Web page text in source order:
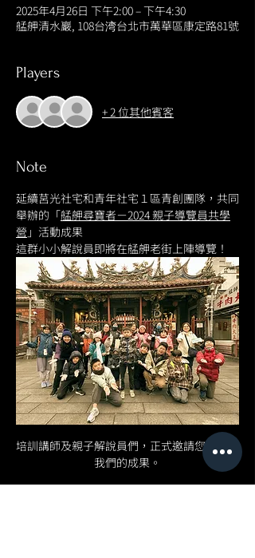
2025年4月26日 下午2:00 – 下午4:30
艋舺清水巖, 108台湾台北市萬華區康定路81號
Players
+ 2 位其他賓客
Note
延續莒光社宅和青年社宅１區青創團隊，共同
舉辦的「艋舺尋寶者－2024 親子導覽員共學
營 」活動成果
這群小小解說員即將在艋舺老街上陣導覽！
培訓講師及親子解說員們，正式邀請您來觀摩
我們的成果。